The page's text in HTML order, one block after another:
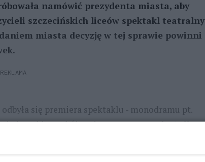
namówić prezydenta miasta, aby
szczecińskich liceów spektakl teatralny
miasta decyzję w tej sprawie powinni
REKLAMA
się premiera spektaklu - monodramu pt.
zabójcy pierwszego prezydenta II
Kilka dni temu do prezydenta Szczecina trafiła